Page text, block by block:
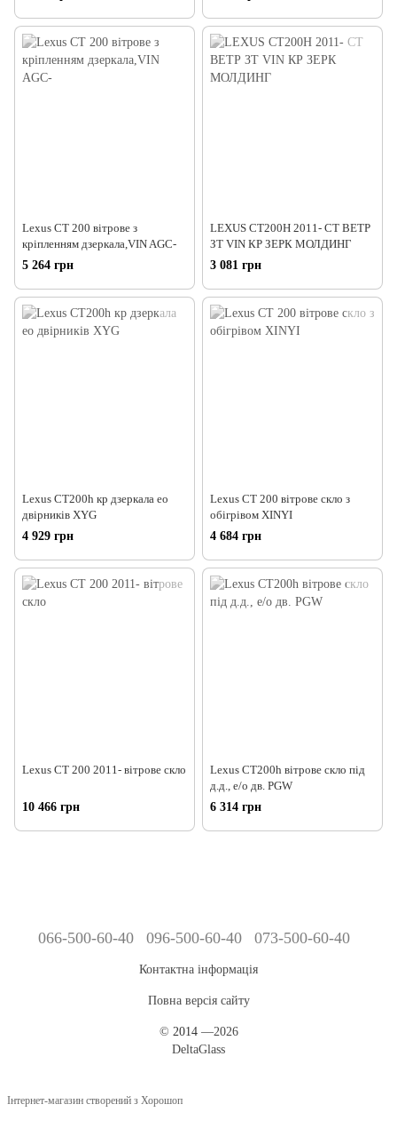
Lexus CT 200 вітрове з
кріпленням дзеркала,VIN AGC-
5 264 грн
LEXUS CT200H 2011- СТ ВЕТР
ЗТ VIN КР ЗЕРК МОЛДИНГ
3 081 грн
Lexus CT200h кр дзеркала ео
двірників XYG
4 929 грн
Lexus CT 200 вітрове скло з
обігрівом XINYI
4 684 грн
Lexus CT 200 2011- вітрове скло
10 466 грн
Lexus CT200h вітрове скло під
д.д., е/о дв. PGW
6 314 грн
066-500-60-40 096-500-60-40 073-500-60-40
Контактна інформація
Повна версія сайту
© 2014—2026
DeltaGlass
Інтернет-магазин створений з Хорошоп